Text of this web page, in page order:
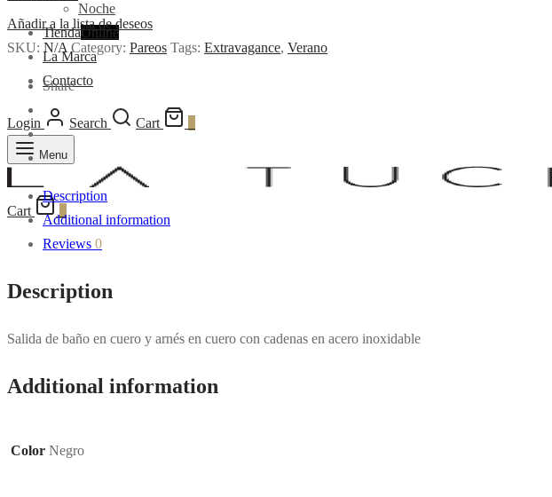
Noche
TiendaOnline
La Marca
Contacto
Login Search Cart
Menu
Cart
quantity
Añadir a la lista de deseos
SKU: N/A Category: Pareos Tags: Extravagance, Verano
Share
Description
Additional information
Reviews 0
Description
Salida de baño en cuero y arnés en cuero con cadenas en acero inoxidable
Additional information
Color Negro